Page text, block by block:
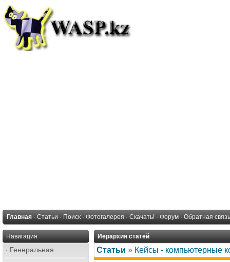
Главная · Статьи · Поиск · Фотогалерея · Скачать! · Форум · Обратная связь
Навигация
· Генеральная
Иерархия статей
Статьи » Кейсы - компьютерные